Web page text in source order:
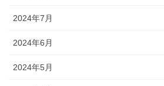
2024年7月
2024年6月
2024年5月